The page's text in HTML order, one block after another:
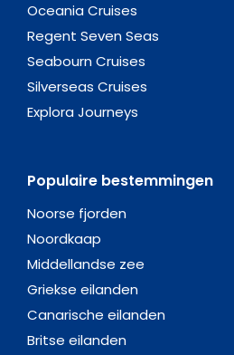
Oceania Cruises
Regent Seven Seas
Seabourn Cruises
Silverseas Cruises
Explora Journeys
Populaire bestemmingen
Noorse fjorden
Noordkaap
Middellandse zee
Griekse eilanden
Canarische eilanden
Britse eilanden